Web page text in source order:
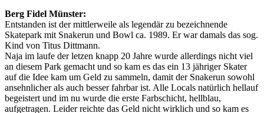
Berg Fidel Münster:
Entstanden ist der mittlerweile als legendär zu bezeichnende
Skatepark mit Snakerun und Bowl ca. 1989. Er war damals das sog.
Kind von Titus Dittmann.
Naja im laufe der letzen knapp 20 Jahre wurde allerdings nicht viel
an diesem Park gemacht und so kam es das ein 13 jähriger Skater
auf die Idee kam um Geld zu sammeln, damit der Snakerun sowohl
ansehnlicher als auch besser fahrbar ist. Alle Locals natürlich hellauf
begeistert und im nu wurde die erste Farbschicht, hellblau,
aufgetragen. Leider reichte das Geld nicht wirklich und so kam es